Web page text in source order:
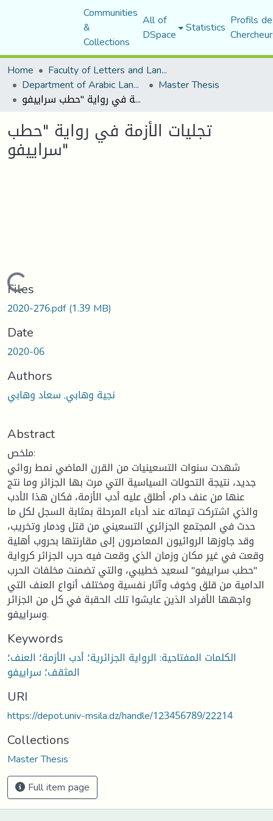
Communities
&
Collections
All of
DSpace Statistics Profils
Home
Faculty of Letters and Languages
Department of Arabic Language and Literature Master Thesis
تجليات الأزمة في رواية "حطب سراييفو"
تجليات الأزمة في رواية "حطب
سراييفو"
Loading...
Files
2020-276.pdf(1.39 MB)
Date
2020-06
Authors
نجية وهابي, سعاد وهابي
Abstract
ملخص:
شهدت سنوات التسعينيات من القرن الماضي نمط روائي
جديد، نتيجة التحولات السياسية التي مرت بها الجزائر وما نتج
عنها من عنف دام، أطلق عليه أدب الأزمة، فكان هذا الأدب
والذي اشتركت تيماته عند أدباء المرحلة بمثابة السجل لكل ما
حدث في المجتمع الجزائري التسعيني من قتل ودمار وتخريب،
وقد جاوزها الروائيون المعاصرون إلى مقارنتها بحروب أهلية
وقعت في غير مكان وزمان الذي وقعت فيه حرب الجزائر كرواية
"حطب سراييفو" لسعيد خطيبي، والتي تضمنت مخلفات الحرب
الدامية من قلق وخوف وآثار نفسية ومختلف أنواع العنف التي
واجهها الأفراد الذين عايشوا تلك الحقبة في كل من الجزائر
وسراييفو.
Keywords
الكلمات المفتاحية: الرواية الجزائرية؛ أدب الأزمة؛ العنف؛
المثقف؛ سراييفو
URI
https://depot.univ-msila.dz/handle/123456789/22214
Collections
Master Thesis
Full item page